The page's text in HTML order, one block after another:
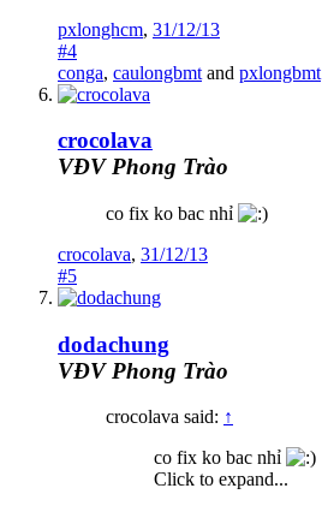
pxlonghcm, 31/12/13
#4
conga, caulongbmt and pxlongbmt
crocolava
VĐV Phong Trào
co fix ko bac nhỉ
crocolava, 31/12/13
#5
dodachung
VĐV Phong Trào
crocolava said: ↑
co fix ko bac nhỉ
Click to expand...